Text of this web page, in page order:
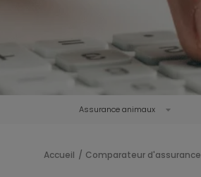
Assurance animaux
Accueil Comparateur d'assurance